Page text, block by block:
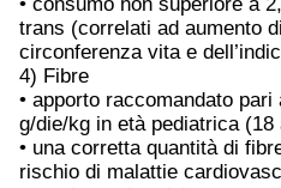
trans (correlati ad aumento
circonferenza vita e
4) Fibre
• apporto raccomandato
g/die/kg in età pediatrica (18
• una corretta quantità di
rischio di malattie